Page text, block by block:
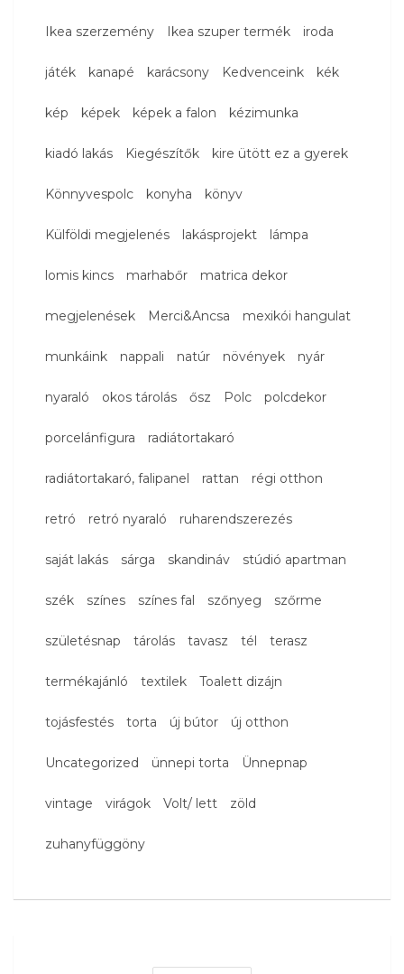
Ikea szerzemény Ikea szuper termék iroda
játék kanapé karácsony Kedvenceink kék
kép képek képek a falon kézimunka
kiadó lakás Kiegészítők kire ütött ez a gyerek
Könnyvespolc konyha könyv
Külföldi megjelenés lakásprojekt lámpa
lomis kincs marhabőr matrica dekor
megjelenések Merci&Ancsa mexikói hangulat
munkáink nappali natúr növények nyár
nyaraló okos tárolás ősz Polc polcdekor
porcelánfigura radiátortakaró
radiátortakaró, falipanel rattan régi otthon
retró retró nyaraló ruharendszerezés
saját lakás sárga skandináv stúdió apartman
szék színes színes fal szőnyeg szőrme
születésnap tárolás tavasz tél terasz
termékajánló textilek Toalett dizájn
tojásfestés torta új bútor új otthon
Uncategorized ünnepi torta Ünnepnap
vintage virágok Volt/ lett zöld
zuhanyfüggöny